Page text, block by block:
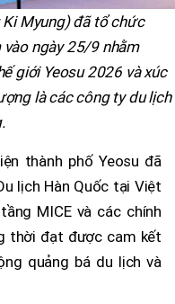
Ki Myung) đã tổ chức
ngày 25/9 nhằm
giới Yeosu 2026 và xúc
là các công ty du lịch
thành phố Yeosu đã
lịch Hàn Quốc tại Việt
MICE và các chính
thời đạt được cam kết
quảng bá du lịch và